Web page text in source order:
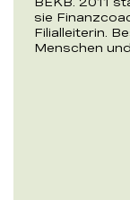
sie
Filialleiterin.
Menschen